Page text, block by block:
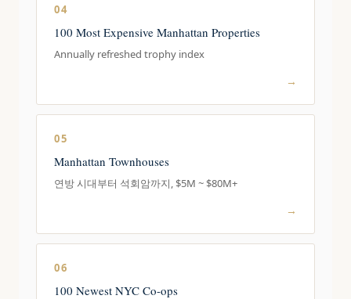
04
100 Most Expensive Manhattan Properties
Annually refreshed trophy index
→
05
Manhattan Townhouses
연방 시대부터 석회암까지, $5M ~ $80M+
→
06
100 Newest NYC Co-ops